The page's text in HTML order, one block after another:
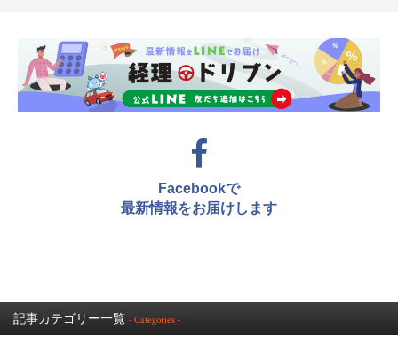
Facebookで
最新情報をお届けします
記事カテゴリー一覧 - Categories -